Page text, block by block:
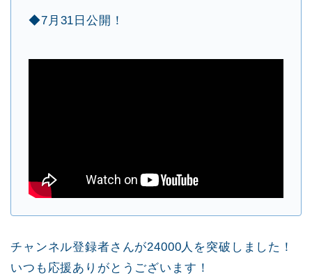
◆7月31日公開！
チャンネル登録者さんが24000人を突破しました！
いつも応援ありがとうございます！